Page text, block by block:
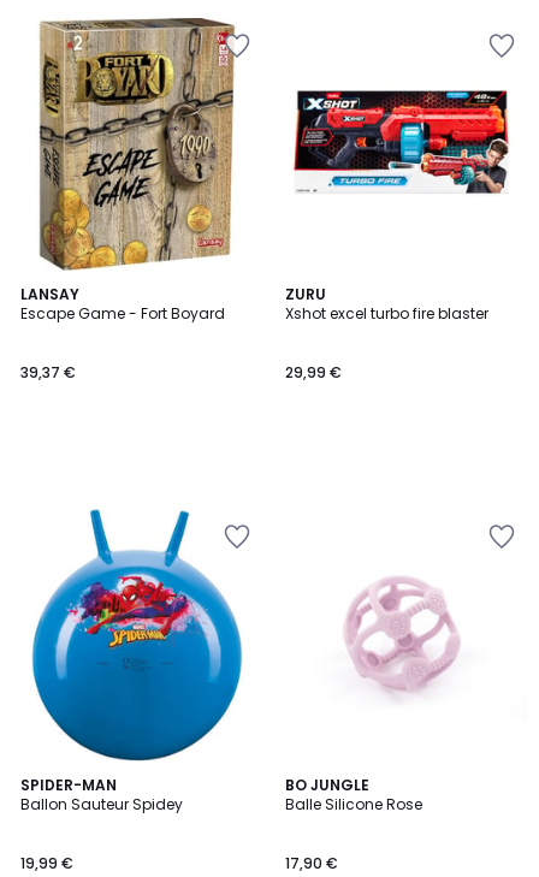
LANSAY
Escape Game - Fort Boyard
39,37 €
ZURU
Xshot excel turbo fire blaster
29,99 €
SPIDER-MAN
Ballon Sauteur Spidey
19,99 €
BO JUNGLE
Balle Silicone Rose
17,90 €